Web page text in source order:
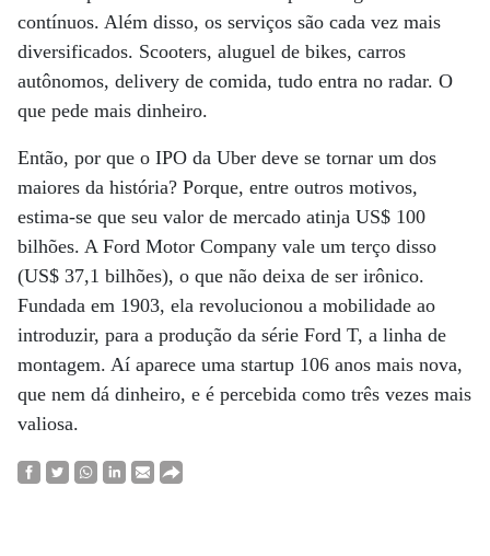
contínuos. Além disso, os serviços são cada vez mais
diversificados. Scooters, aluguel de bikes, carros
autônomos, delivery de comida, tudo entra no radar. O
que pede mais dinheiro.
Então, por que o IPO da Uber deve se tornar um dos
maiores da história? Porque, entre outros motivos,
estima-se que seu valor de mercado atinja US$ 100
bilhões. A Ford Motor Company vale um terço disso
(US$ 37,1 bilhões), o que não deixa de ser irônico.
Fundada em 1903, ela revolucionou a mobilidade ao
introduzir, para a produção da série Ford T, a linha de
montagem. Aí aparece uma startup 106 anos mais nova,
que nem dá dinheiro, e é percebida como três vezes mais
valiosa.